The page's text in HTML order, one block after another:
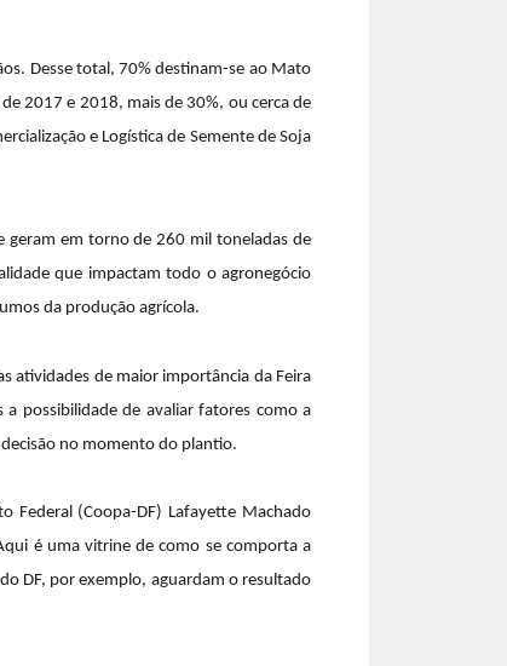
Desse total, 70% destinam-se ao Mato
2017 e 2018, mais de 30%, ou cerca de
e Logística de Semente de Soja
geram em torno de 260 mil toneladas de
que impactam todo o agronegócio
da produção agrícola.
atividades de maior importância da Feira
possibilidade de avaliar fatores como a
no momento do plantio.
Federal (Coopa-DF) Lafayette Machado
é uma vitrine de como se comporta a
DF, por exemplo, aguardam o resultado